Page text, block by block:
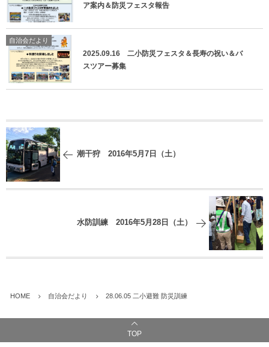
ア案内＆防災フェスタ報告
自治会だより
2025.09.16 二小防災フェスタ＆長寿の祝い＆バ
スツアー募集
潮干狩 2016年5月7日（土）
水防訓練 2016年5月28日（土）
HOME 自治会だより 28.06.05 二小避難 防災訓練
TOP